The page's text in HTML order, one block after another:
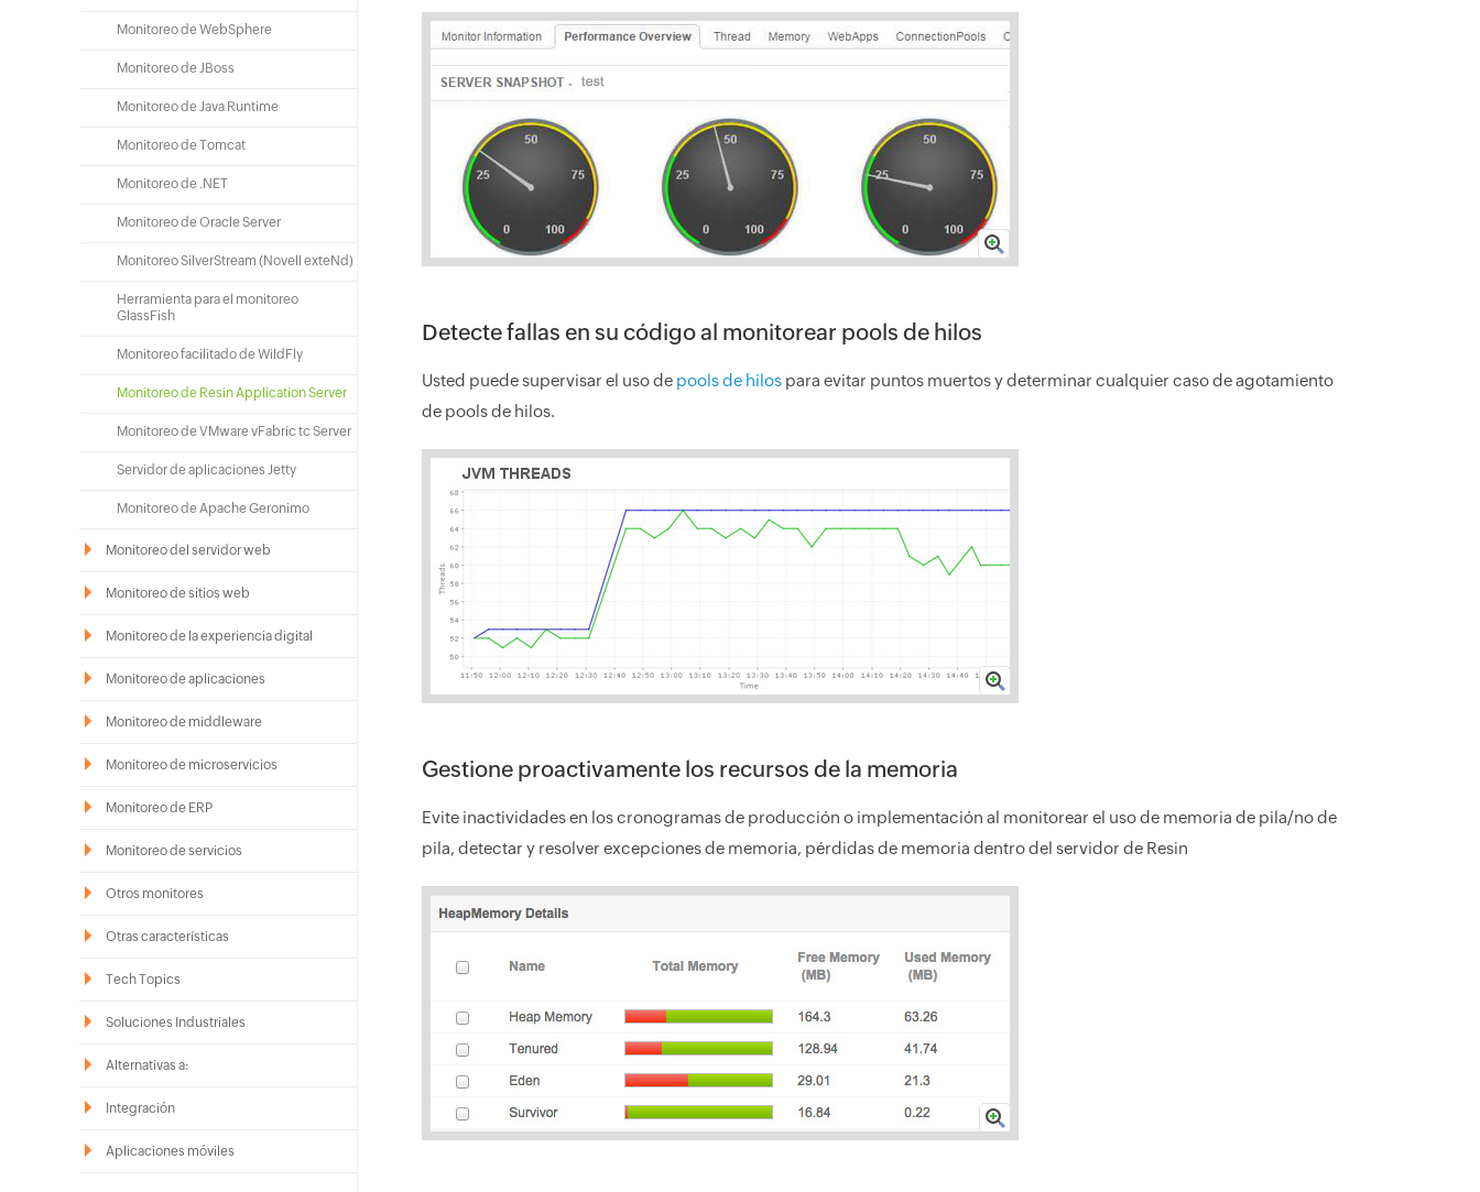
Monitoreo de WebSphere
Monitoreo de JBoss
Monitoreo de Java Runtime
Monitoreo de Tomcat
Monitoreo de .NET
Monitoreo de Oracle Server
Monitoreo SilverStream (Novell exteNd)
Herramienta para el monitoreo
GlassFish
Monitoreo facilitado de WildFly
Monitoreo de Resin Application Server
Monitoreo de VMware vFabric tc Server
Servidor de aplicaciones Jetty
Monitoreo de Apache Geronimo
Monitoreo del servidor web
Monitoreo de sitios web
Monitoreo de la experiencia digital
Monitoreo de aplicaciones
Monitoreo de middleware
Monitoreo de microservicios
Monitoreo de ERP
Monitoreo de servicios
Otros monitores
Otras características
Tech Topics
Soluciones Industriales
Alternativas a:
Integración
Aplicaciones móviles
Detecte fallas en su código al monitorear pools de hilos
Usted puede supervisar el uso de pools de hilos para evitar puntos muertos y determinar cualquier caso de agotamiento
de pools de hilos.
Gestione proactivamente los recursos de la memoria
Evite inactividades en los cronogramas de producción o implementación al monitorear el uso de memoria de pila/no de
pila, detectar y resolver excepciones de memoria, pérdidas de memoria dentro del servidor de Resin